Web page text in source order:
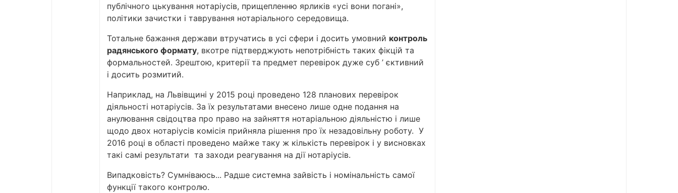
публічного цькування нотаріусів, прищепленню ярликів «усі вони погані»,
політики зачистки і таврування нотаріального середовища.
Тотальне бажання держави втручатись в усі сфери і досить умовний контроль
радянського формату, вкотре підтверджують непотрібність таких фікцій та
формальностей. Зрештою, критерії та предмет перевірок дуже суб ’ єктивний
і досить розмитий.
Наприклад, на Львівщині у 2015 році проведено 128 планових перевірок
діяльності нотаріусів. За їх результатами внесено лише одне подання на
анулювання свідоцтва про право на зайняття нотаріальною діяльністю і лише
щодо двох нотаріусів комісія прийняла рішення про їх незадовільну роботу. У
2016 році в області проведено майже таку ж кількість перевірок і у висновках
такі самі результати та заходи реагування на дії нотаріусів.
Випадковість? Сумніваюсь... Радше системна зайвість і номінальність самої
функції такого контролю.